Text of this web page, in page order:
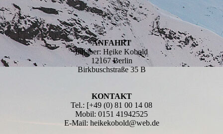
ANFAHRT
Inhaber: Heike Kobold
12167 Berlin
Birkbuschstraße 35 B
KONTAKT
Tel.: [+49 (0) 81 00 14 08
Mobil: 0151 41942525
E-Mail: heikekobold@web.de